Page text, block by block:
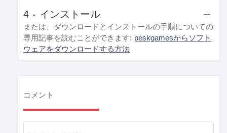
4 - インストール
または、ダウンロードとインストールの手順についての
専用記事を読むことができます: peskgamesからソフト
ウェアをダウンロードする方法
コメント